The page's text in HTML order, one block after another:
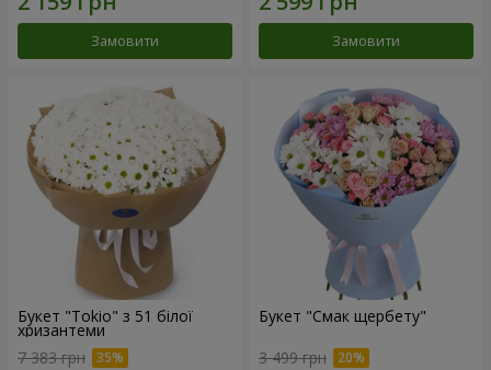
Замовити Замовити
Букет "Tokio" з 51 білої
хризантеми
7 383 грн
Букет "Смак щербету"
3 499 грн